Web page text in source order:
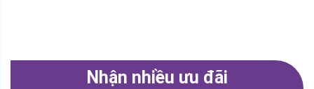
Nhận nhiều ưu đãi